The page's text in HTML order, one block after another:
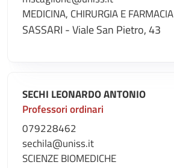
MEDICINA, CHIRURGIA E FARMACIA
SASSARI - Viale San Pietro, 43
SECHI LEONARDO ANTONIO
Professori ordinari
079228462
sechila@uniss.it
SCIENZE BIOMEDICHE